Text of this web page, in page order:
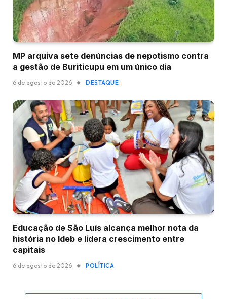
MP arquiva sete denúncias de nepotismo contra
a gestão de Buriticupu em um único dia
6 de agosto de 2026 DESTAQUE
Educação de São Luís alcança melhor nota da
história no Ideb e lidera crescimento entre
capitais
6 de agosto de 2026 POLÍTICA